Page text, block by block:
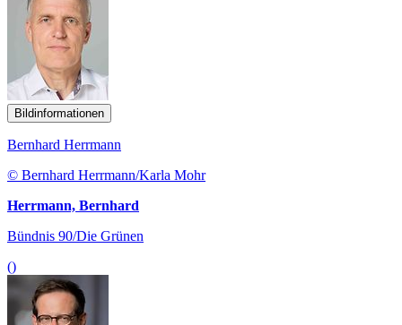
Bildinformationen
Bernhard Herrmann
© Bernhard Herrmann/Karla Mohr
Herrmann, Bernhard
Bündnis 90/Die Grünen
()